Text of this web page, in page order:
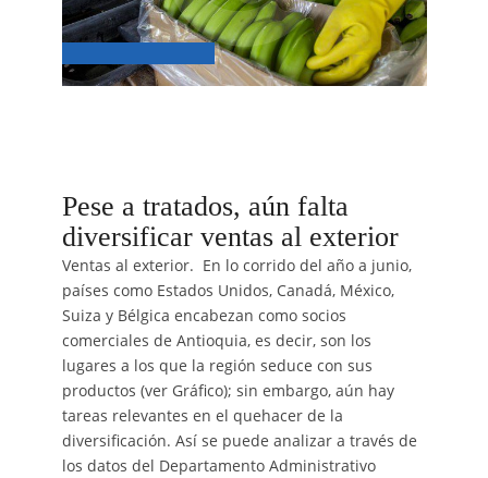
Pese a tratados, aún falta
diversificar ventas al exterior
Ventas al exterior. En lo corrido del año a junio,
países como Estados Unidos, Canadá, México,
Suiza y Bélgica encabezan como socios
comerciales de Antioquia, es decir, son los
lugares a los que la región seduce con sus
productos (ver Gráfico); sin embargo, aún hay
tareas relevantes en el quehacer de la
diversificación. Así se puede analizar a través de
los datos del Departamento Administrativo